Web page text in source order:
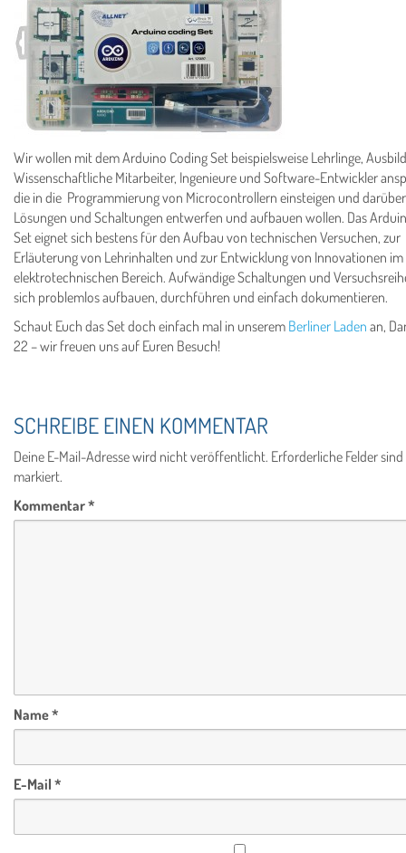
Wir wollen mit dem Arduino Coding Set beispielsweise Lehrlinge,
Wissenschaftliche Mitarbeiter, Ingenieure und Software-Entwickler
die in die Programmierung von Microcontrollern einsteigen und
Lösungen und Schaltungen entwerfen und aufbauen wollen. Das
Set eignet sich bestens für den Aufbau von technischen Versuchen, zur
Erläuterung von Lehrinhalten und zur Entwicklung von Innovationen im
elektrotechnischen Bereich. Aufwändige Schaltungen und
sich problemlos aufbauen, durchführen und einfach dokumentieren.
Schaut Euch das Set doch einfach mal in unserem Berliner Laden an,
22 – wir freuen uns auf Euren Besuch!
SCHREIBE EINEN KOMMENTAR
Deine E-Mail-Adresse wird nicht veröffentlicht. Erforderliche Felder
markiert.
Kommentar*
Name*
E-Mail *